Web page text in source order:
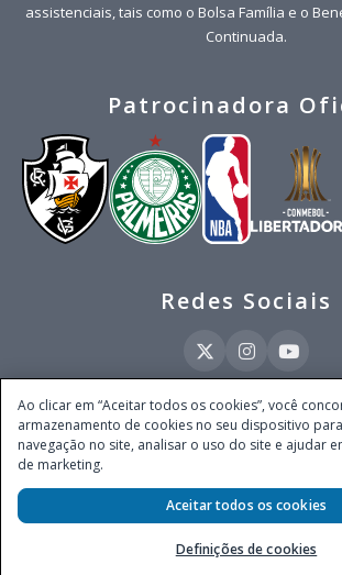
assistenciais, tais como o Bolsa Família e o
Continuada.
Patrocinadora
Redes Sociais
Este site é operado pela Ventmear Brasil LTDA (CNPJ
endereço na Avenida Brigadeiro Faria Lima, nº 4.055,
Município de São Paulo, Estado de São Paulo, CEP
autorizada a operar apostas de quota fixa em todo
Secretaria de Prêmios e Apostas do Ministério da
247, de 07.02.2025, publicada no DOU em
Ao clicar em “Aceitar todos os cookies”, você
armazenamento de cookies no seu dispositivo
navegação no site, analisar o uso do site e ajudar
de marketing.
Definições de cookies
Aceitar todos os cookies